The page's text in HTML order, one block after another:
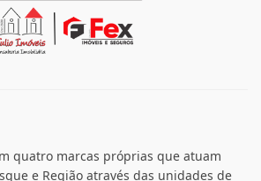
quatro marcas próprias que atuam
e Região através das unidades de